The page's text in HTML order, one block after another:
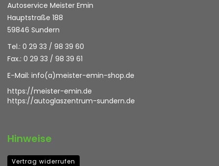
Autoservice Meister Emin
Hauptstraße 188
59846 Sundern
Tel.: 0 29 33 / 98 39 60
Fax.: 0 29 33 / 98 39 61
E-Mail: info(a)meister-emin-shop.de
https://meister-emin.de
https://autoglaszentrum-sundern.de
Hinweise
Vertrag widerrufen